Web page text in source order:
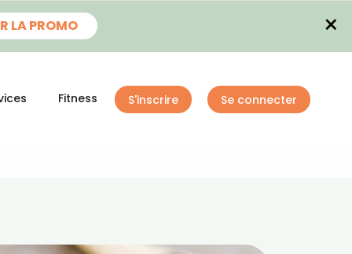
LA PROMO ×
Fitness S'inscrire Se connecter